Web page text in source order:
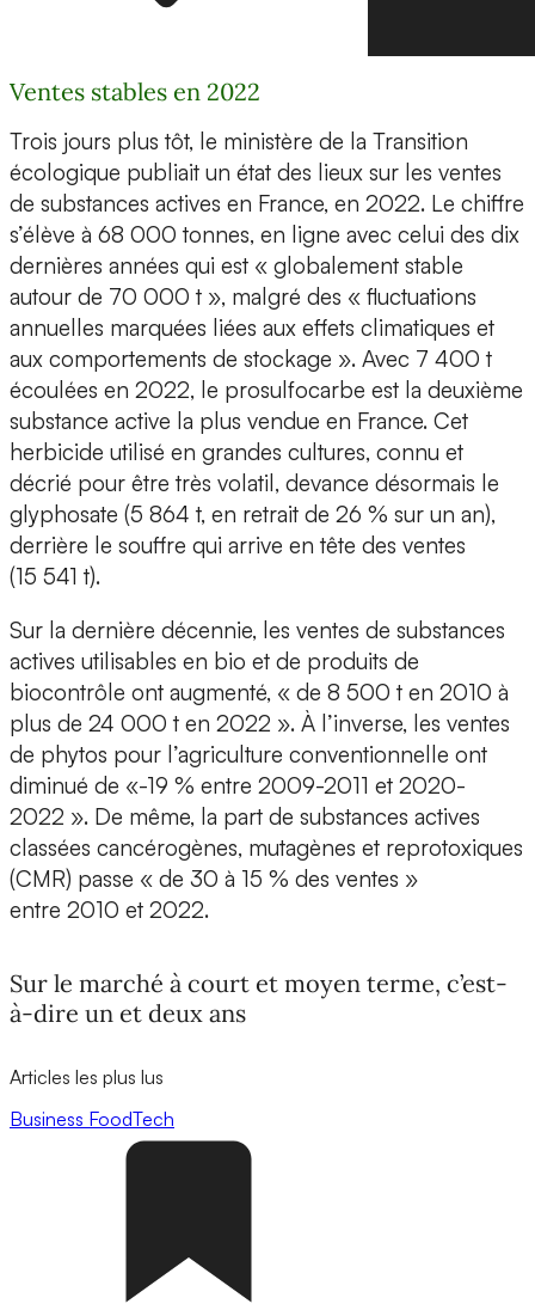
Ventes stables en 2022
Trois jours plus tôt, le ministère de la Transition
écologique publiait un état des lieux sur les ventes
de substances actives en France, en 2022. Le chiffre
s’élève à 68 000 tonnes, en ligne avec celui des dix
dernières années qui est « globalement stable
autour de 70 000 t », malgré des « fluctuations
annuelles marquées liées aux effets climatiques et
aux comportements de stockage ». Avec 7 400 t
écoulées en 2022, le prosulfocarbe est la deuxième
substance active la plus vendue en France. Cet
herbicide utilisé en grandes cultures, connu et
décrié pour être très volatil, devance désormais le
glyphosate (5 864 t, en retrait de 26 % sur un an),
derrière le souffre qui arrive en tête des ventes
(15 541 t).
Sur la dernière décennie, les ventes de substances
actives utilisables en bio et de produits de
biocontrôle ont augmenté, « de 8 500 t en 2010 à
plus de 24 000 t en 2022 ». À l’inverse, les ventes
de phytos pour l’agriculture conventionnelle ont
diminué de «-19 % entre 2009-2011 et 2020-
2022 ». De même, la part de substances actives
classées cancérogènes, mutagènes et reprotoxiques
(CMR) passe « de 30 à 15 % des ventes »
entre 2010 et 2022.
Sur le marché à court et moyen terme, c’est-
à-dire un et deux ans
Articles les plus lus
Business FoodTech